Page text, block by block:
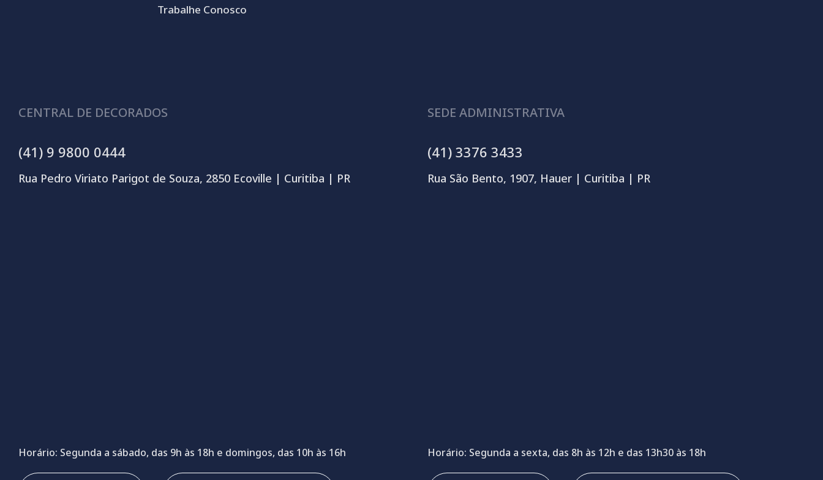
Trabalhe Conosco
CENTRAL DE DECORADOS
(41) 9 9800 0444
Rua Pedro Viriato Parigot de Souza, 2850 Ecoville | Curitiba | PR
Horário: Segunda a sábado, das 9h às 18h e domingos, das 10h às 16h
SEDE ADMINISTRATIVA
(41) 3376 3433
Rua São Bento, 1907, Hauer | Curitiba | PR
Horário: Segunda a sexta, das 8h às 12h e das 13h30 às 18h